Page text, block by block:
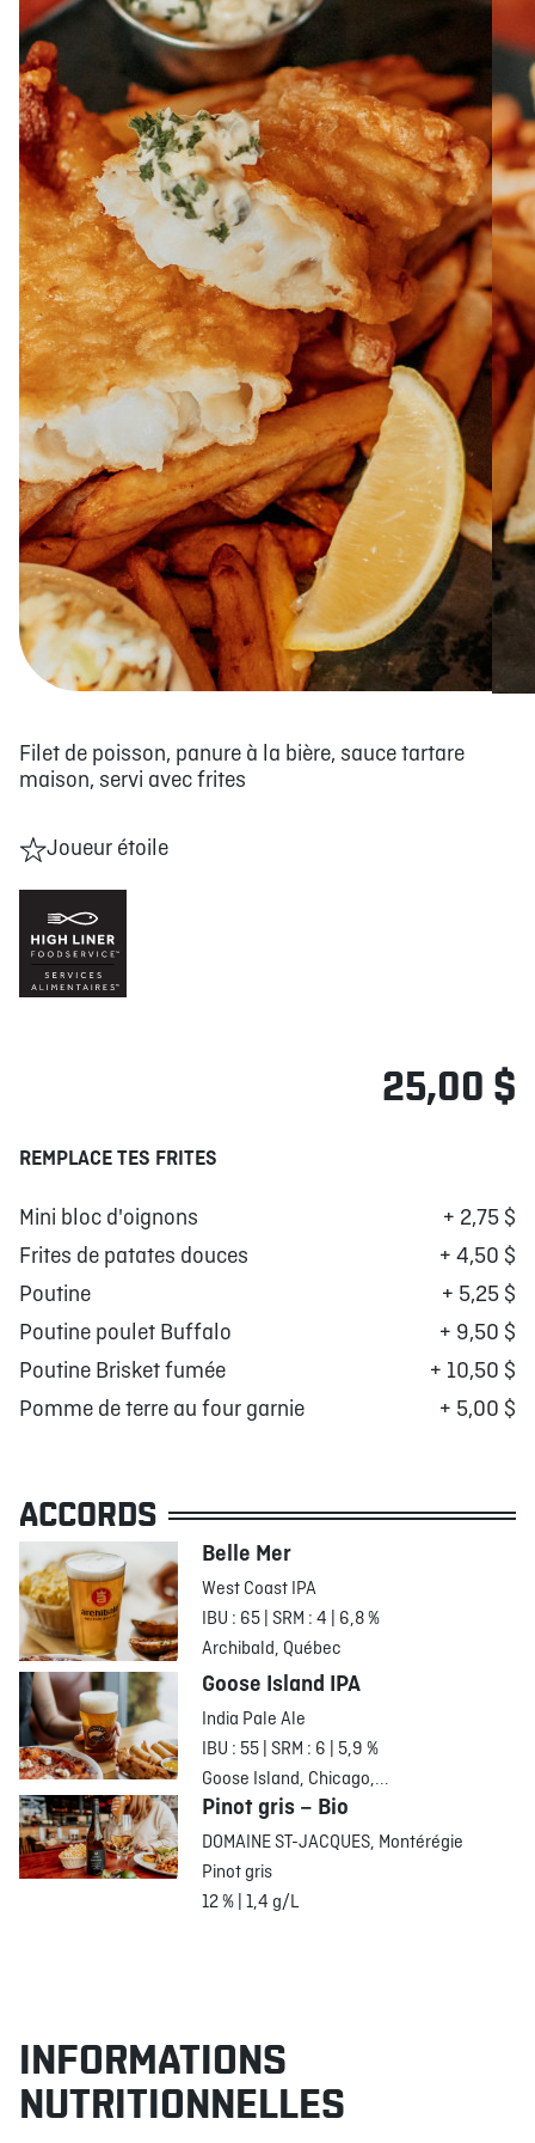
À PROPOS EMPLOIS EN ÉPICERIE BOUTIQUE
TRAITEUR ÉVÉNEMENTIEL NOUS JOINDRE
DONNER VOTRE OPINION
Filet de poisson, panure à la bière, sauce tartare
maison, servi avec frites
Joueur étoile
25,00 $
REMPLACE TES FRITES
Mini bloc d'oignons
+ 2,75 $
Frites de patates douces
+ 4,50 $
Poutine
+ 5,25 $
Poutine poulet Buffalo
+ 9,50 $
Poutine Brisket fumée
+ 10,50 $
Pomme de terre au four garnie
+ 5,00 $
ACCORDS
Belle Mer
West Coast IPA
IBU : 65 | SRM : 4 | 6,8 %
Archibald, Québec
Goose Island IPA
India Pale Ale
IBU : 55 | SRM : 6 | 5,9 %
Goose Island, Chicago,...
Pinot gris – Bio
DOMAINE ST-JACQUES, Montérégie
Pinot gris
12 % | 1,4 g/L
INFORMATIONS
NUTRITIONNELLES